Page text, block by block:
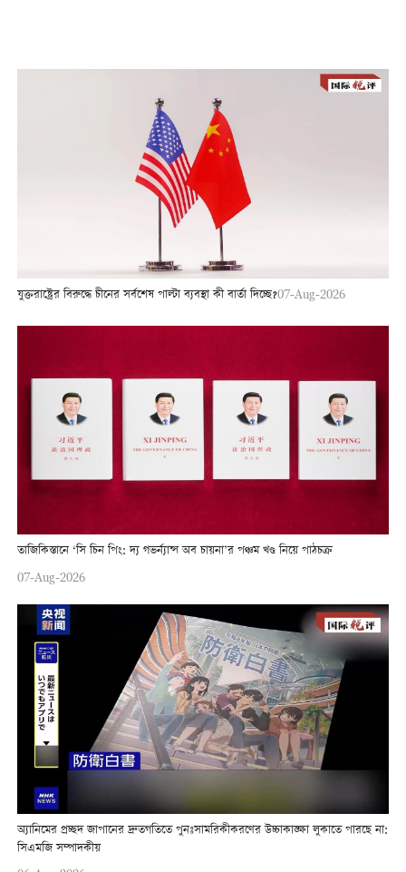
যুক্তরাষ্ট্রের বিরুদ্ধে চীনের সর্বশেষ পাল্টা ব্যবস্থা কী বার্তা দিচ্ছে?07-Aug-2026
তাজিকিস্তানে ‘সি চিন পিং: দ্য গভর্ন্যান্স অব চায়না’র পঞ্চম খণ্ড নিয়ে পাঠচক্র
07-Aug-2026
অ্যানিমের প্রচ্ছদ জাপানের দ্রুতগতিতে পুনঃসামরিকীকরণের উচ্চাকাঙ্ক্ষা লুকাতে পারছে না:
সিএমজি সম্পাদকীয়